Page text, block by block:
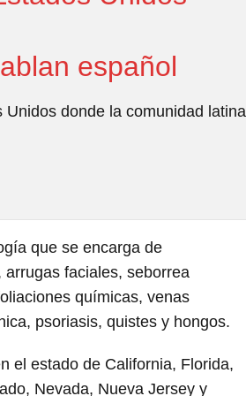
español
Unidos donde la comunidad latina
que se encarga de
faciales, seborrea
químicas, venas
psoriasis, quistes y hongos.
el estado de California, Florida,
Nevada, Nueva Jersey y